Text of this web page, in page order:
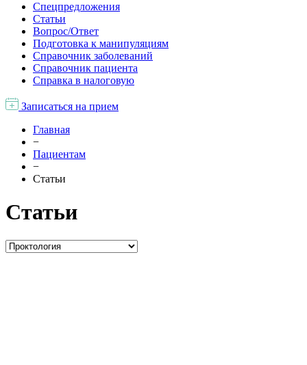
Спецпредложения
Статьи
Вопрос/Ответ
Подготовка к манипуляциям
Справочник заболеваний
Справочник пациента
Справка в налоговую
Записаться на прием
Главная
−
Пациентам
−
Статьи
Статьи